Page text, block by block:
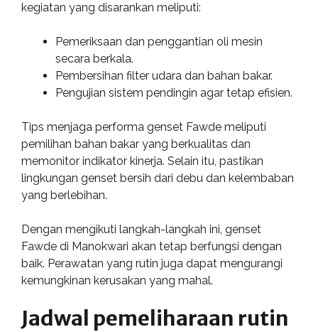
kegiatan yang disarankan meliputi:
Pemeriksaan dan penggantian oli mesin
secara berkala.
Pembersihan filter udara dan bahan bakar.
Pengujian sistem pendingin agar tetap efisien.
Tips menjaga performa genset Fawde meliputi
pemilihan bahan bakar yang berkualitas dan
memonitor indikator kinerja. Selain itu, pastikan
lingkungan genset bersih dari debu dan kelembaban
yang berlebihan.
Dengan mengikuti langkah-langkah ini, genset
Fawde di Manokwari akan tetap berfungsi dengan
baik. Perawatan yang rutin juga dapat mengurangi
kemungkinan kerusakan yang mahal.
Jadwal pemeliharaan rutin